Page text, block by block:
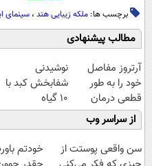
برچسب ها: ملکه زیبایی هند ، سینمای
مطالب پیشنهادی
آرتروز مفاصل
خود را به طور
قطعی درمان
کنید!
◗پرسش‌نامه◖
نوشیدنی
شفابخش کبد با
10 گیاه
موثر(تخفیف تا
امشب)
از سراسر وب
سن واقعی پوستت از
خودتم